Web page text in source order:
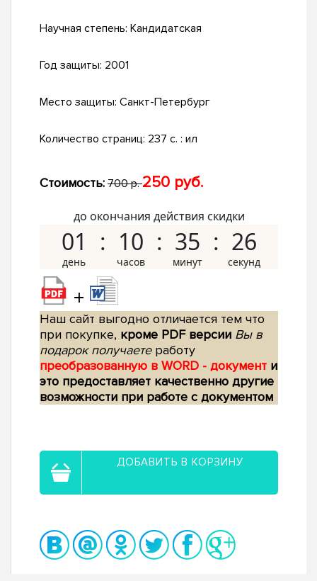
Научная степень: Кандидатская
Год защиты: 2001
Место защиты: Санкт-Петербург
Количество страниц: 237 с. : ил
Стоимость: 700 р.250 руб.
до окончания действия скидки
01 10 35 25
+
Наш сайт выгодно отличается тем что
при покупке, кроме PDF версии Вы в
подарок получаетеработу
преобразованную в WORD - документ и
это предоставляет качественно другие
возможности при работе с документом
ДОБАВИТЬ В КОРЗИНУ